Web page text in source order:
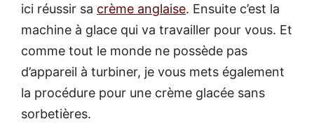
ici réussir sa crème anglaise. Ensuite c’est la
machine à glace qui va travailler pour vous. Et
comme tout le monde ne possède pas
d’appareil à turbiner, je vous mets également
la procédure pour une crème glacée sans
sorbetières.